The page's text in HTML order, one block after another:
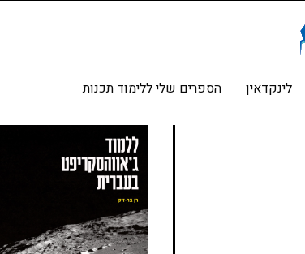
לינקדאין הספרים שלי ללימוד תכנות